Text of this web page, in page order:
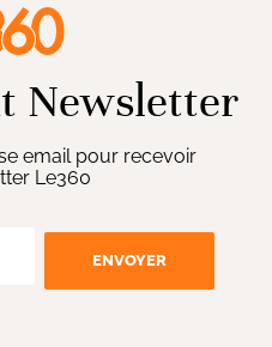
Newsletter
email pour recevoir
Le360
ENVOYER